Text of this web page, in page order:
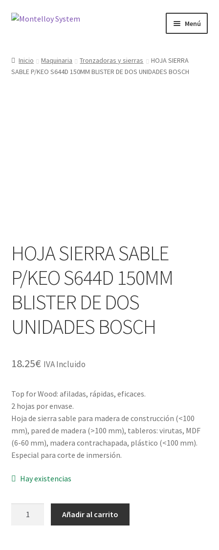
Ir
Ir
Menú
Ferretería
Inicio Maquinaria Tronzadoras y sierras
HOJA SIERRA
SABLE P/KEO S644D 150MM BLISTER DE DOS UNIDADES BOSCH
HOJA SIERRA SABLE
P/KEO S644D 150MM
BLISTER DE DOS
UNIDADES BOSCH
18.25€ IVA Incluido
Top for Wood: afiladas, rápidas, eficaces.
2 hojas por envase.
Hoja de sierra sable para madera de construcción (<100
mm), pared de madera (>100 mm), tableros: virutas, MDF
(6-60 mm), madera contrachapada, plástico (<100 mm).
Especial para corte de inmersión.
Hay existencias
Añadir al carrito